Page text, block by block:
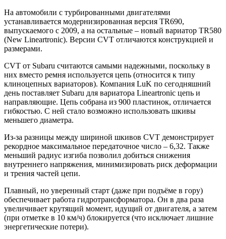
На автомобили с турбированными двигателями
устанавливается модернизированная версия TR690,
выпускаемого с 2009, а на остальные – новый вариатор TR580
(New Lineartronic). Версии CVT отличаются конструкцией и
размерами.
CVT от Subaru считаются самыми надежными, поскольку в
них вместо ремня используется цепь (относится к типу
клиноцепных вариаторов). Компания LuK по сегодняшний
день поставляет Subaru для вариатора Lineartronic цепь и
направляющие. Цепь собрана из 900 пластинок, отличается
гибкостью. С ней стало возможно использовать шкивы
меньшего диаметра.
Из-за разницы между шириной шкивов CVT демонстрирует
рекордное максимальное передаточное число – 6,32. Также
меньший радиус изгиба позволил добиться снижения
внутреннего напряжения, минимизировать риск деформации
и трения частей цепи.
Плавный, но уверенный старт (даже при подъёме в гору)
обеспечивает работа гидротрансформатора. Он в два раза
увеличивает крутящий момент, идущий от двигателя, а затем
(при отметке в 10 км/ч) блокируется (что исключает лишние
энергетические потери).